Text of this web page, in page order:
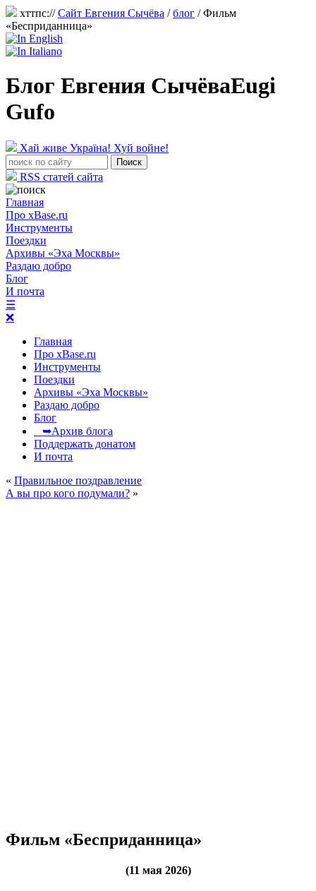
хттпс://Сайт Евгения Сычёва /блог /Фильм
«Бесприданница»
Блог Евгения СычёваEugi
Gufo
Хай живе Україна! Хуй войне!
RSS статей сайта
Главная
Про xBase.ru
Инструменты
Поездки
Архивы «Эха Москвы»
Раздаю добро
Блог
И почта
☰
❌
Главная
Про xBase.ru
Инструменты
Поездки
Архивы «Эха Москвы»
Раздаю добро
Блог
➥Архив блога
Поддержать донатом
И почта
« Правильное поздравление
А вы про кого подумали? »
Фильм «Бесприданница»
(11 мая 2026)